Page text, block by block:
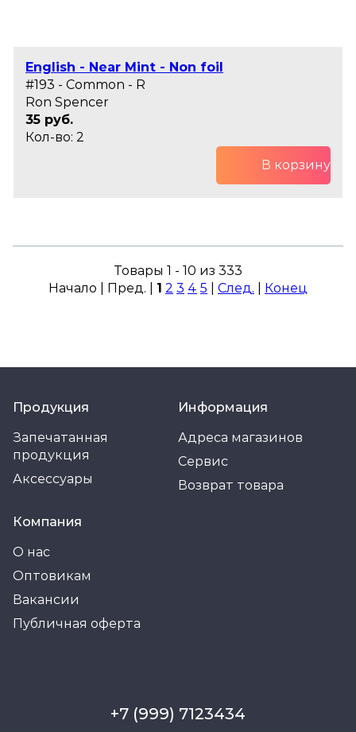
English - Near Mint - Non foil
#193 - Common - R
Ron Spencer
35 руб.
Кол-во: 2
В корзину
Товары 1 - 10 из 333
Начало | Пред. | 1 2 3 4 5 След. Конец
Продукция
Запечатанная
продукция
Аксессуары
Информация
Адреса магазинов
Сервис
Возврат товара
Компания
О нас
Оптовикам
Вакансии
Публичная оферта
+7 (999) 7123434